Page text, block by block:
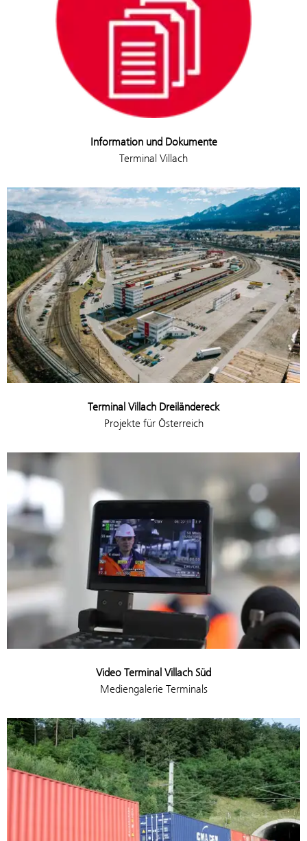
Information und Dokumente
Terminal Villach
Terminal Villach Dreiländereck
Projekte für Österreich
Video Terminal Villach Süd
Mediengalerie Terminals